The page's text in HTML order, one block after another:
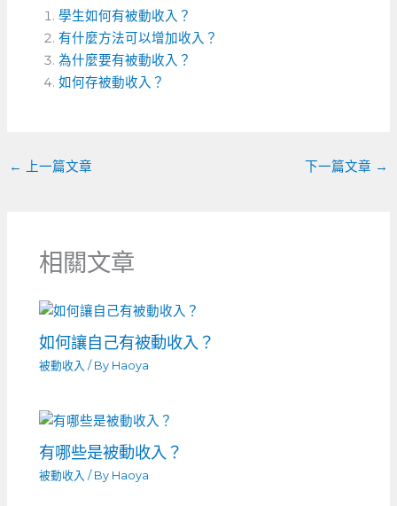
e
b
o
e
n
g
h
a
t
l
學生如何有被動收入？
有什麼方法可以增加收入？
為什麼要有被動收入？
如何存被動收入？
← 上一篇文章 下一篇文章 →
相關文章
如何讓自己有被動收入？
被動收入 / By Haoya
有哪些是被動收入？
被動收入 / By Haoya